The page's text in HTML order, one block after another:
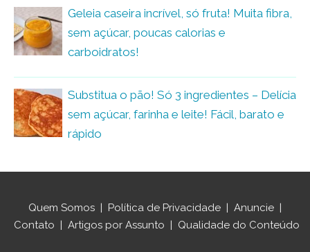
Geleia caseira incrível, só fruta! Muita fibra,
sem açúcar, poucas calorias e
carboidratos!
Substitua o pão! Só 3 ingredientes – Delícia
sem açúcar, farinha e leite! Fácil, barato e
rápido
Quem Somos | Política de Privacidade | Anuncie |
Contato | Artigos por Assunto | Qualidade do Conteúdo